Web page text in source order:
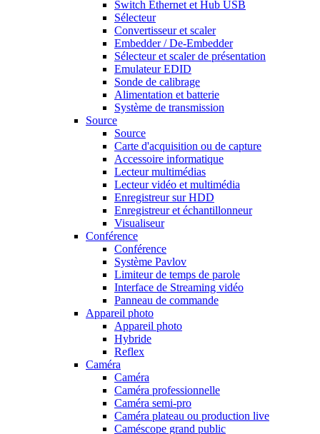
Switch Ethernet et Hub USB
Sélecteur
Convertisseur et scaler
Embedder / De-Embedder
Sélecteur et scaler de présentation
Emulateur EDID
Sonde de calibrage
Alimentation et batterie
Système de transmission
Source
Source
Carte d'acquisition ou de capture
Accessoire informatique
Lecteur multimédias
Lecteur vidéo et multimédia
Enregistreur sur HDD
Enregistreur et échantillonneur
Visualiseur
Conférence
Conférence
Système Pavlov
Limiteur de temps de parole
Interface de Streaming vidéo
Panneau de commande
Appareil photo
Appareil photo
Hybride
Reflex
Caméra
Caméra
Caméra professionnelle
Caméra semi-pro
Caméra plateau ou production live
Caméscope grand public